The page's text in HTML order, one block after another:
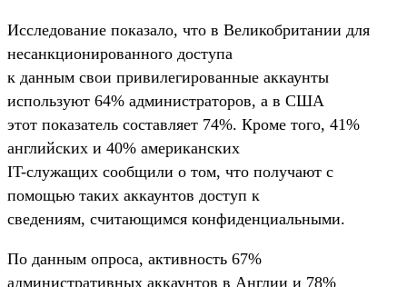
Исследование показало, что в Великобритании для
несанкционированного доступа
к данным свои привилегированные аккаунты
используют 64% администраторов, а в США
этот показатель составляет 74%. Кроме того, 41%
английских и 40% американских
IT-служащих сообщили о том, что получают с
помощью таких аккаунтов доступ к
сведениям, считающимся конфиденциальными.
По данным опроса, активность 67%
административных аккаунтов в Англии и 78%